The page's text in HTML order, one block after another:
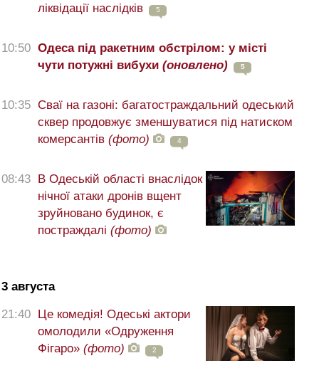
ліквідації наслідків
5
10:50 Одеса під ракетним обстрілом: у місті
чути потужні вибухи (оновлено) 5
10:35 Сваї на газоні: багатостраждальний одеський
сквер продовжує зменшуватися під натиском
комерсантів (фото) 4
08:43 В Одеській області внаслідок
нічної атаки дронів вщент
зруйновано будинок, є
постраждалі (фото)
3 августа
21:40 Це комедія! Одеські актори
омолодили «Одруження
Фігаро» (фото) 2